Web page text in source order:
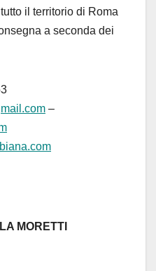
il territorio di Roma
a seconda dei
–
MORETTI